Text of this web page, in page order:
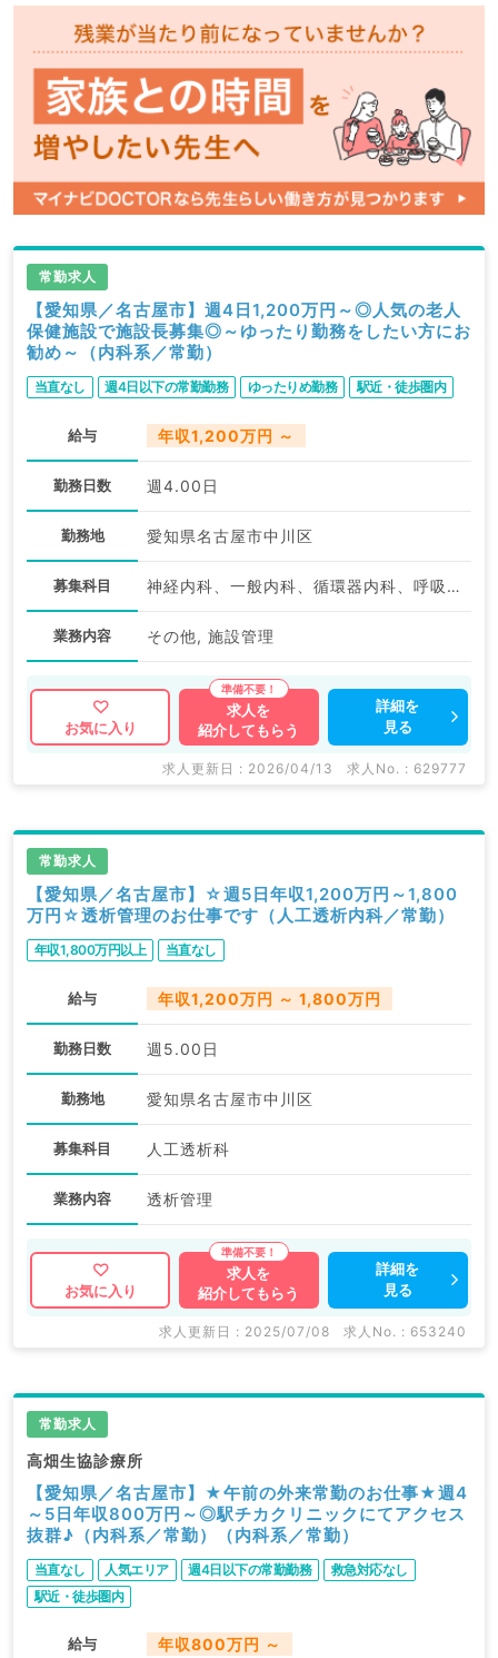
常勤求人
【愛知県／名古屋市】週4日1,200万円～◎人気の老人
保健施設で施設長募集◎～ゆったり勤務をしたい方にお
勧め～（内科系／常勤）
当直なし 週4日以下の常勤勤務 ゆったりめ勤務 駅近・徒歩圏内
給与 年収1,200万円 ～
勤務日数 週4.00日
勤務地 愛知県名古屋市中川区
募集科目 神経内科、一般内科、循環器内科、呼吸器内科、消化器内科、腎臓内科、老年内科、血液内科、外科系全般、一般外科
業務内容 その他, 施設管理
お気に入り
求人を
紹介してもらう
詳細を
見る
求人更新日 : 2026/04/13 求人No. : 629777
常勤求人
【愛知県／名古屋市】☆週5日年収1,200万円～1,800
万円☆透析管理のお仕事です（人工透析内科／常勤）
年収1,800万円以上 当直なし
給与 年収1,200万円 ～ 1,800万円
勤務日数 週5.00日
勤務地 愛知県名古屋市中川区
募集科目 人工透析科
業務内容 透析管理
お気に入り
求人を
紹介してもらう
詳細を
見る
求人更新日 : 2025/07/08 求人No. : 653240
常勤求人
高畑生協診療所
【愛知県／名古屋市】★午前の外来常勤のお仕事★週4
～5日年収800万円～◎駅チカクリニックにてアクセス
抜群♪（内科系／常勤）（内科系／常勤）
当直なし 人気エリア 週4日以下の常勤勤務
救急対応なし
駅近・徒歩圏内
給与 年収800万円 ～